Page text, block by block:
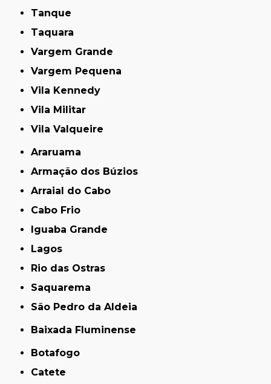
Tanque
Taquara
Vargem Grande
Vargem Pequena
Vila Kennedy
Vila Militar
Vila Valqueire
Araruama
Armação dos Búzios
Arraial do Cabo
Cabo Frio
Iguaba Grande
Lagos
Rio das Ostras
Saquarema
São Pedro da Aldeia
Baixada Fluminense
Botafogo
Catete